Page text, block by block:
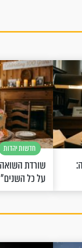
חדשות יהדות
על כל השנים"